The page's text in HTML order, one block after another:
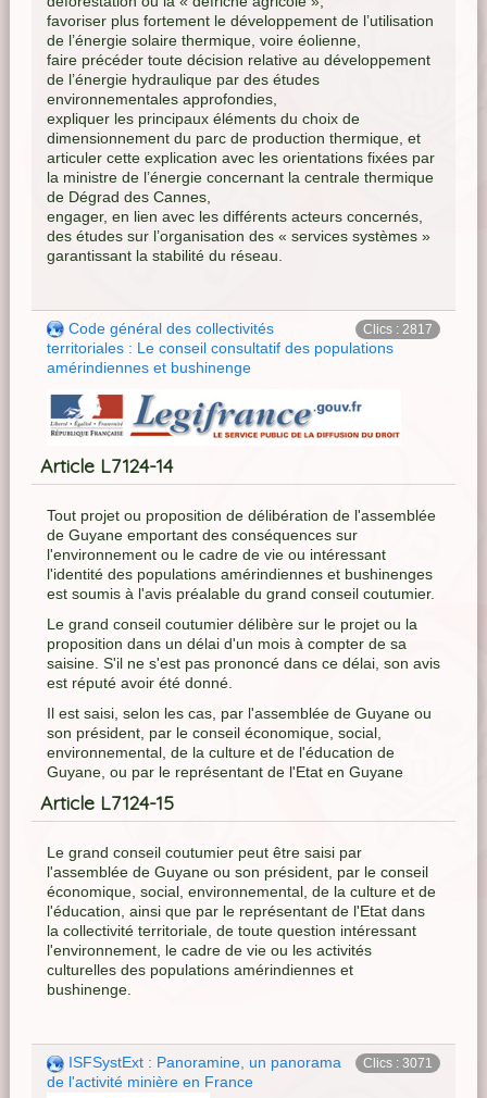
favoriser plus fortement le développement de l’utilisation
de l’énergie solaire thermique, voire éolienne,
faire précéder toute décision relative au développement
de l’énergie hydraulique par des études
environnementales approfondies,
expliquer les principaux éléments du choix de
dimensionnement du parc de production thermique, et
articuler cette explication avec les orientations fixées par
la ministre de l’énergie concernant la centrale thermique
de Dégrad des Cannes,
engager, en lien avec les différents acteurs concernés,
des études sur l’organisation des « services systèmes »
garantissant la stabilité du réseau.
Clics : 2817
Code général des collectivités
territoriales : Le conseil consultatif des populations
amérindiennes et bushinenge
Article L7124-14
Tout projet ou proposition de délibération de l'assemblée
de Guyane emportant des conséquences sur
l'environnement ou le cadre de vie ou intéressant
l'identité des populations amérindiennes et bushinenges
est soumis à l'avis préalable du grand conseil coutumier.
Le grand conseil coutumier délibère sur le projet ou la
proposition dans un délai d'un mois à compter de sa
saisine. S'il ne s'est pas prononcé dans ce délai, son avis
est réputé avoir été donné.
Il est saisi, selon les cas, par l'assemblée de Guyane ou
son président, par le conseil économique, social,
environnemental, de la culture et de l'éducation de
Guyane, ou par le représentant de l'Etat en Guyane
Article L7124-15
Le grand conseil coutumier peut être saisi par
l'assemblée de Guyane ou son président, par le conseil
économique, social, environnemental, de la culture et de
l'éducation, ainsi que par le représentant de l'Etat dans
la collectivité territoriale, de toute question intéressant
l'environnement, le cadre de vie ou les activités
culturelles des populations amérindiennes et
bushinenge.
Clics : 3071
ISFSystExt : Panoramine, un panorama
de l'activité minière en France